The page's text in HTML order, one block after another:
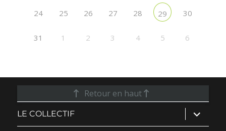
24 25 26 27 28 29 30
31 1 2 3 4 5 6
Retour en haut
LE COLLECTIF ouvrir
le
sous-